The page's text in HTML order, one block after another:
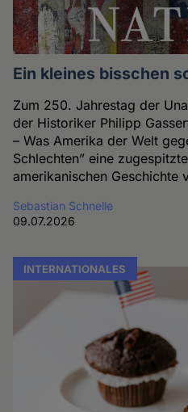
Ein kleines bisschen
Zum 250. Jahrestag der
der Historiker Philipp
– Was Amerika der Welt
Schlechten” eine
amerikanischen Geschichte
Sebastian Schnelle
09.07.2026
INTERNATIONALES